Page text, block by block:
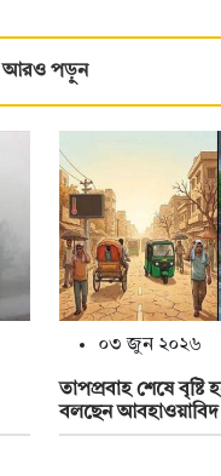
আরও পড়ুন
০৩ জুন ২০২৬
তাপপ্রবাহ শেষে বৃষ্টি
বলছেন আবহাওয়াবিদ